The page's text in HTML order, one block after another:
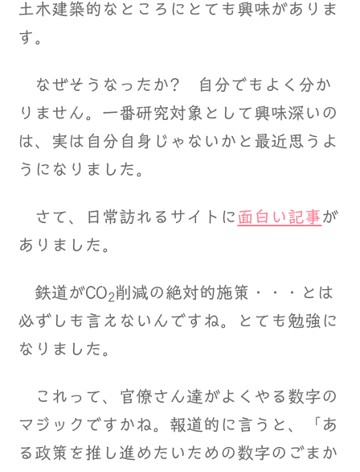
土木建築的なところにとても興味がありま
す。
なぜそうなったか? 自分でもよく分か
りません。一番研究対象として興味深いの
は、実は自分自身じゃないかと最近思うよ
うになりました。
さて、日常訪れるサイトに 面白い記事 が
ありました。
鉄道がCO2削減の絶対的施策・・・とは
必ずしも言えないんですね。とても勉強に
なりました。
これって、官僚さん達がよくやる数字の
マジックですかね。報道的に言うと、「あ
る政策を推し進めたいための数字のごまか